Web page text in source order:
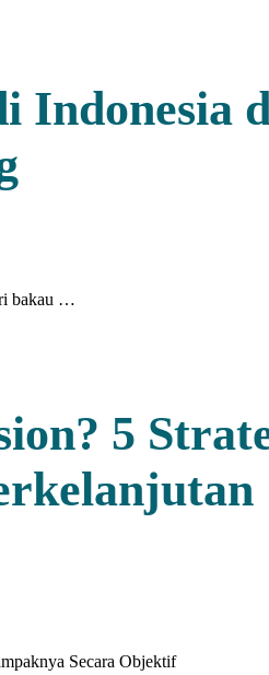
Indonesia
bakau …
5